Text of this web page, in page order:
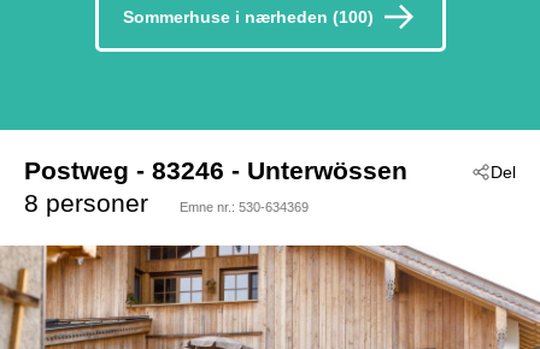
Sommerhuse i nærheden (100)
Del
Postweg - 83246 - Unterwössen
8 personer
Emne nr.: 530-634369